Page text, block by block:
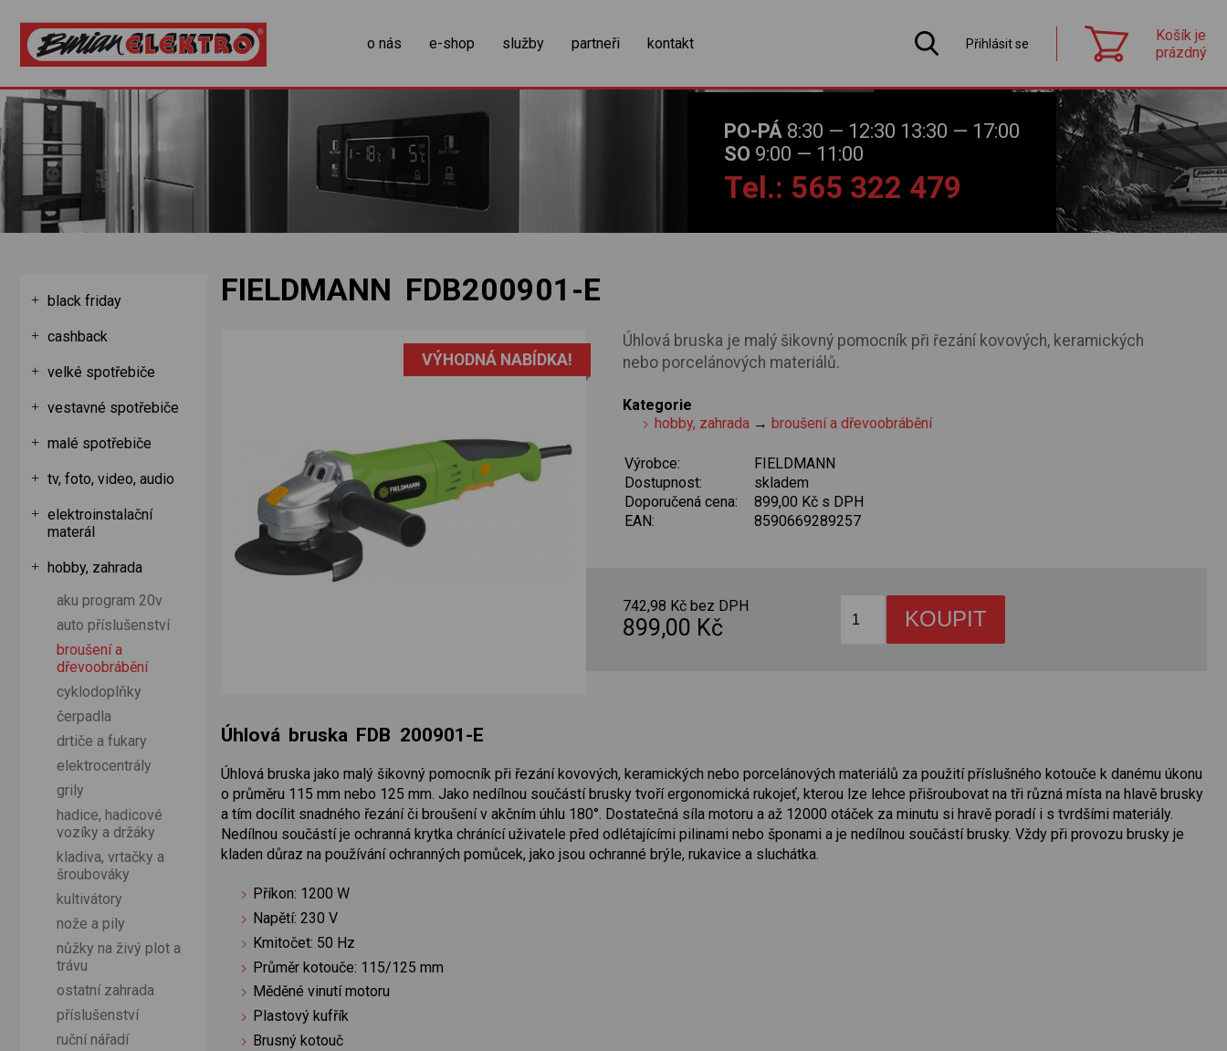
o nás e-shop služby partneři kontakt Přihlásit se
Košík je
prázdný
zobrazit obsah košíku
PO-PÁ 8:30 — 12:30 13:30 — 17:00
SO 9:00 — 11:00
Tel.: 565 322 479
FIELDMANN FDB200901-E
Úhlová bruska je malý šikovný pomocník při řezání kovových, keramických
nebo porcelánových materiálů.
Kategorie
hobby, zahrada →broušení a dřevoobrábění
Výrobce:
FIELDMANN
Dostupnost:
skladem
Doporučená cena:
899,00 Kč s DPH
EAN:
8590669289257
742,98 Kč bez DPH
899,00 Kč
VÝHODNÁ NABÍDKA!
Úhlová bruska FDB 200901-E
Úhlová bruska jako malý šikovný pomocník při řezání kovových, keramických nebo porcelánových materiálů za použití příslušného kotouče k danému úkonu
o průměru 115 mm nebo 125 mm. Jako nedílnou součástí brusky tvoří ergonomická rukojeť, kterou lze lehce přišroubovat na tři různá místa na hlavě brusky
a tím docílit snadného řezání či broušení v akčním úhlu 180°. Dostatečná síla motoru a až 12000 otáček za minutu si hravě poradí i s tvrdšími materiály.
Nedílnou součástí je ochranná krytka chránící uživatele před odlétajícími pilinami nebo šponami a je nedílnou součástí brusky. Vždy při provozu brusky je
kladen důraz na používání ochranných pomůcek, jako jsou ochranné brýle, rukavice a sluchátka.
Příkon: 1200 W
Napětí: 230 V
Kmitočet: 50 Hz
Průměr kotouče: 115/125 mm
Měděné vinutí motoru
Plastový kufřík
Brusný kotouč
black friday
cashback
velké spotřebiče
vestavné spotřebiče
malé spotřebiče
tv, foto, video, audio
elektroinstalační
materál
hobby, zahrada
aku program 20v
auto příslušenství
broušení a
dřevoobrábění
cyklodoplňky
čerpadla
drtiče a fukary
elektrocentrály
grily
hadice, hadicové
vozíky a držáky
kladiva, vrtačky a
šroubováky
kultivátory
nože a pily
nůžky na živý plot a
trávu
ostatní zahrada
příslušenství
ruční nářadí